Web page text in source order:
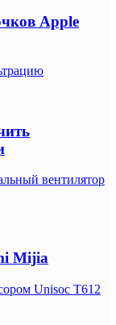
Apple
вентилятор
Mijia
Unisoc T612